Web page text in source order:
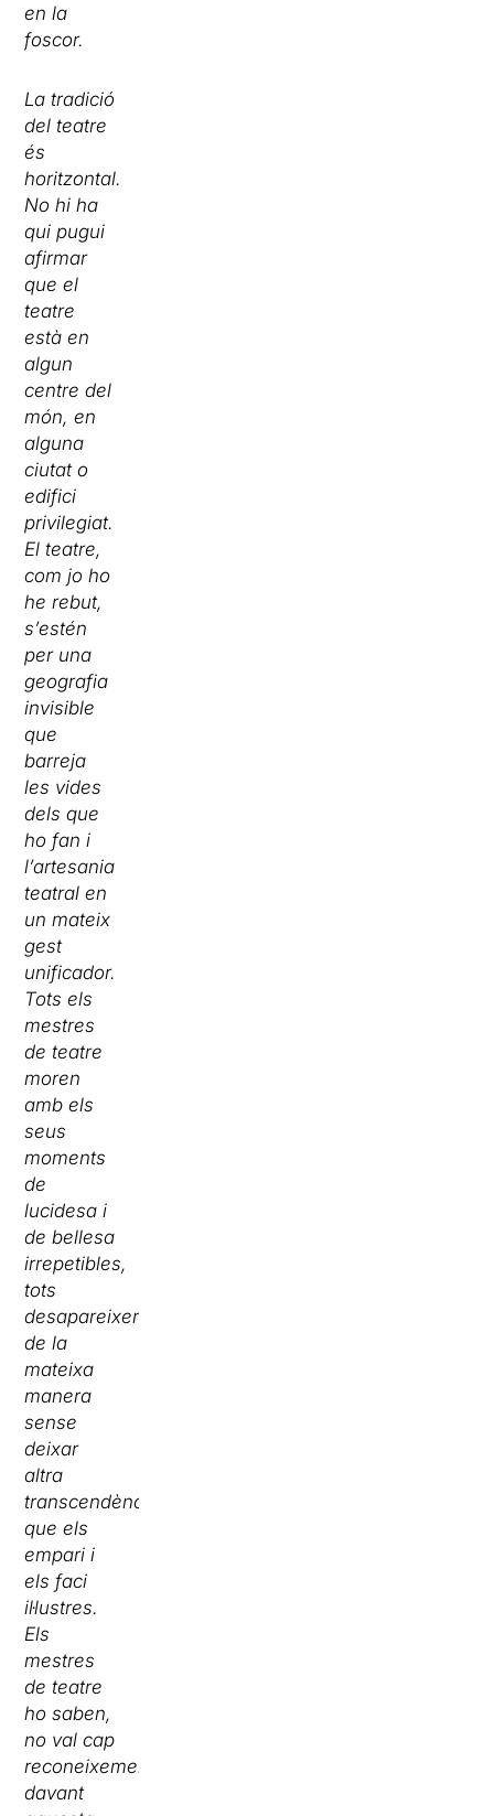
en la
foscor.
La tradició
del teatre
és
horitzontal.
No hi ha
qui pugui
afirmar
que el
teatre
està en
algun
centre del
món, en
alguna
ciutat o
edifici
privilegiat.
El teatre,
com jo ho
he rebut,
s’estén
per una
geografia
invisible
que
barreja
les vides
dels que
ho fan i
l’artesania
teatral en
un mateix
gest
unificador.
Tots els
mestres
de teatre
moren
amb els
seus
moments
de
lucidesa i
de bellesa
irrepetibles,
tots
desapareixen
de la
mateixa
manera
sense
deixar
altra
transcendència
que els
empari i
els faci
il·lustres.
Els
mestres
de teatre
ho saben,
no val cap
reconeixement
davant